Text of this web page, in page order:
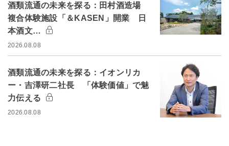
酒類流通の未来を探る：田村酒造場
複合体験施設「＆KASEN」開業 日
本酒文…
2026.08.08
酒類流通の未来を探る：イオンリカ
ー・吉澤研二社長 「体験価値」で魅
力伝える
2026.08.08